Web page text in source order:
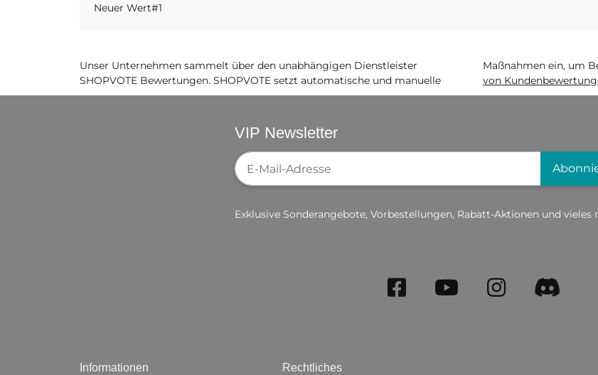
Neuer Wert#1
Unser Unternehmen sammelt über den unabhängigen Dienstleister
SHOPVOTE Bewertungen. SHOPVOTE setzt automatische und manuelle
Maßnahmen ein, um
von
VIP Newsletter
Newsletter-Registrierung
Exklusive Sonderangebote, Vorbestellungen, Rabatt-Aktionen und vieles
Informationen Rechtliches